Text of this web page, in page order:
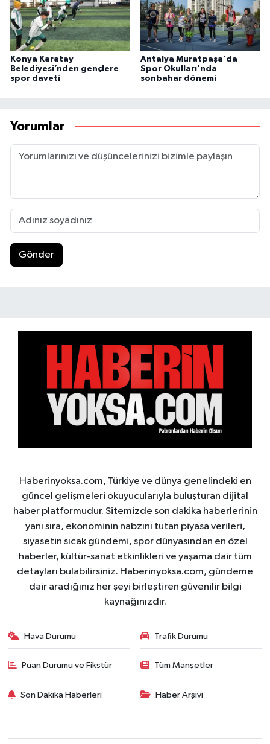
Konya Karatay
Belediyesi’nden gençlere
spor daveti
Antalya Muratpaşa'da
Spor Okulları'nda
sonbahar dönemi
Yorumlar
Gönder
Haberinyoksa.com, Türkiye ve dünya genelindeki en
güncel gelişmeleri okuyucularıyla buluşturan dijital
haber platformudur. Sitemizde son dakika haberlerinin
yanı sıra, ekonominin nabzını tutan piyasa verileri,
siyasetin sıcak gündemi, spor dünyasından en özel
haberler, kültür-sanat etkinlikleri ve yaşama dair tüm
detayları bulabilirsiniz. Haberinyoksa.com, gündeme
dair aradığınız her şeyi birleştiren güvenilir bilgi
kaynağınızdır.
Hava Durumu Trafik Durumu
Puan Durumu ve Fikstür Tüm Manşetler
Son Dakika Haberleri Haber Arşivi